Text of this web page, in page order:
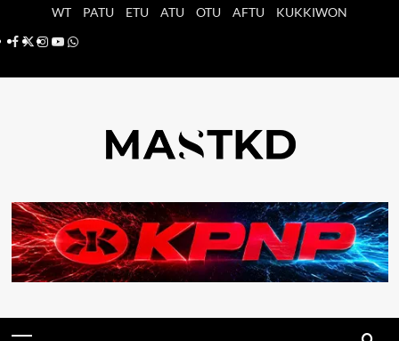
WT PATU ETU ATU OTU AFTU
KUKKIWON
Facebook
X Instagram
YouTube
Whatsapp